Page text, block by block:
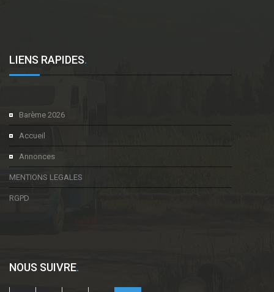
LIENS RAPIDES.
Barème 2026
Accueil
Annonces
MENTIONS LEGALES
RGPD
NOUS SUIVRE.